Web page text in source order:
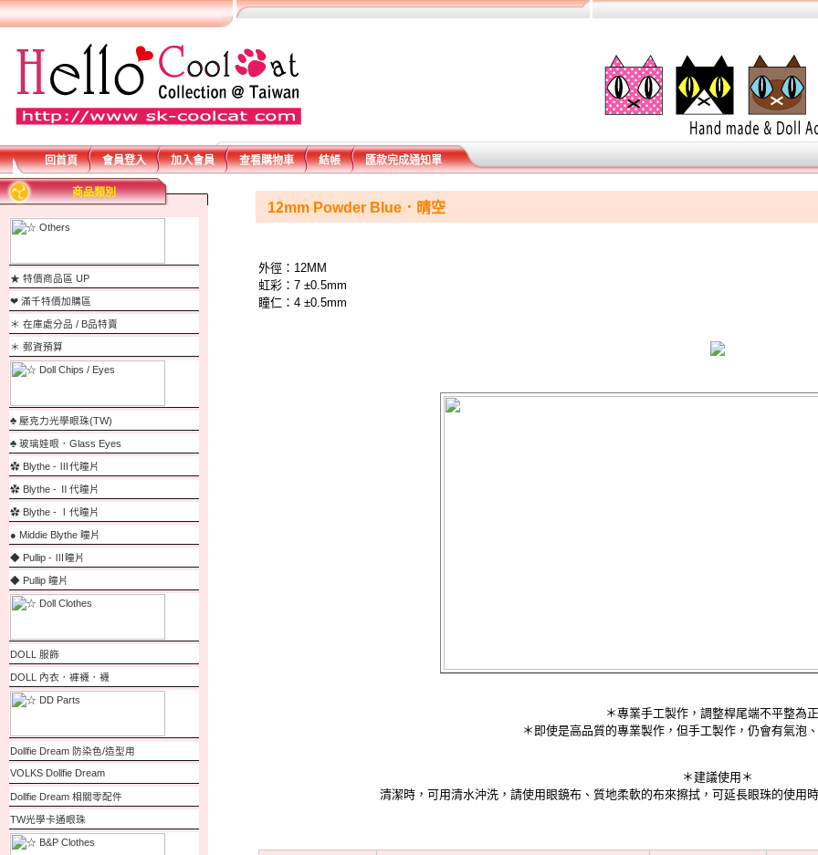
回首頁 會員登入 加入會員 查看購物車 結帳 匯款完成通知單
商品類別
★ 特價商品區 UP
❤ 滿千特價加購區
＊ 在庫處分品 / B品特賣
＊ 郵資預算
♣ 壓克力光學眼珠(TW)
♣ 玻璃娃眼．Glass Eyes
✿ Blythe - Ⅲ代瞳片
✿ Blythe - Ⅱ代瞳片
✿ Blythe - Ⅰ代瞳片
● Middie Blythe 瞳片
◆ Pullip - Ⅲ瞳片
◆ Pullip 瞳片
DOLL 服飾
DOLL 內衣．褲襪．襪
Dollfie Dream 防染色/造型用
VOLKS Dollfie Dream
Dollfie Dream 相關零配件
TW光學卡通眼珠
12mm Powder Blue．晴空
外徑： 12MM
虹彩： 7 ±0.5mm
瞳仁： 4 ±0.5mm
＊專業手工製作，調整桿尾端不平整為
＊即使是高品質的專業製作，但手工製作，仍會有氣泡
＊建議使用＊
清潔時，可用清水沖洗，請使用眼鏡布、質地柔軟的布來擦拭，可延長眼珠的使用